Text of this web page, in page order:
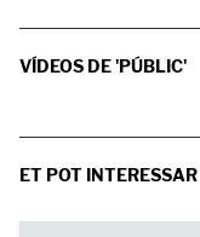
VÍDEOS DE 'PÚBLIC'
ET POT INTERESSAR